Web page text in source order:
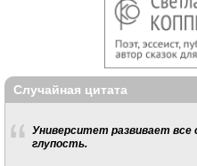
Случайная цитата
Университет развивает
глупость.